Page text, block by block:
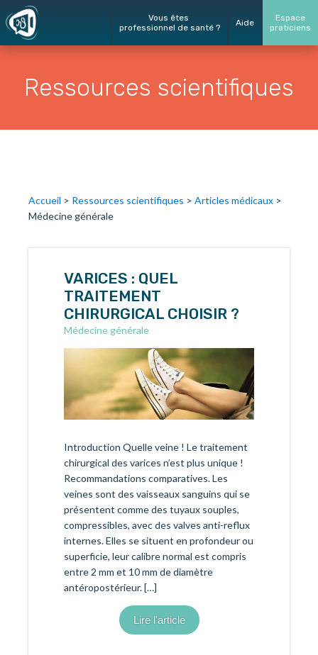
Vous êtes
professionnel de santé ?
Aide
Espace
praticiens
Ressources scientifiques
Accueil > Ressources scientifiques > Articles médicaux >
Médecine générale
VARICES : QUEL
TRAITEMENT
CHIRURGICAL CHOISIR ?
Médecine générale
Introduction Quelle veine ! Le traitement
chirurgical des varices n’est plus unique !
Recommandations comparatives. Les
veines sont des vaisseaux sanguins qui se
présentent comme des tuyaux souples,
compressibles, avec des valves anti-reflux
internes. Elles se situent en profondeur ou
superficie, leur calibre normal est compris
entre 2 mm et 10 mm de diamètre
antéropostérieur. […]
Lire l'article